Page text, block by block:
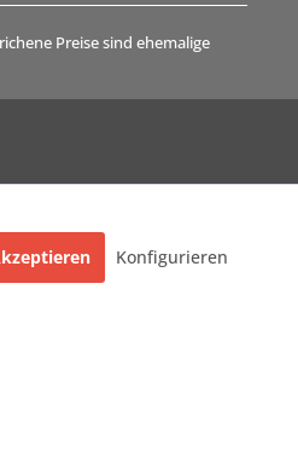
Preise sind ehemalige
Konfigurieren